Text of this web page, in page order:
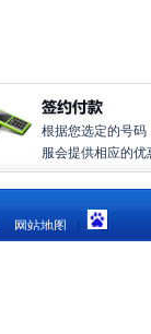
根据您选定的号码
服会提供相应的优
网站地图